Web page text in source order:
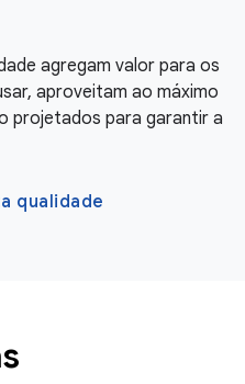
agregam valor para os
aproveitam ao máximo
projetados para garantir a
qualidade